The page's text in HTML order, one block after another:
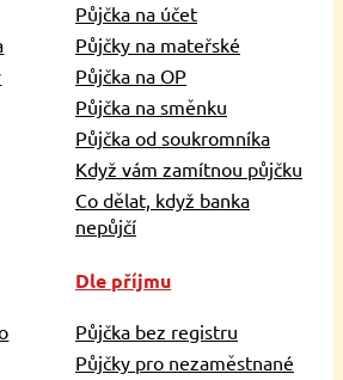
Půjčka na účet
Půjčky na mateřské
Půjčka na OP
Půjčka na směnku
Půjčka od soukromníka
Když vám zamítnou půjčku
Co dělat, když banka
nepůjčí
Dle příjmu
Půjčka bez registru
Půjčky pro nezaměstnané